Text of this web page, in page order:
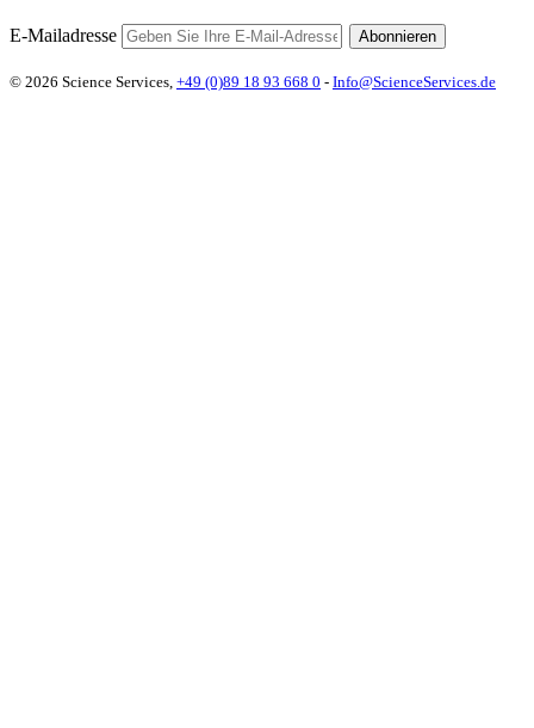
E-Mailadresse Abonnieren
© 2026 Science Services, +49 (0)89 18 93 668 0 - Info@ScienceServices.de